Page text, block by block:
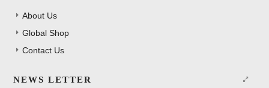
About Us
Global Shop
Contact Us
NEWS LETTER